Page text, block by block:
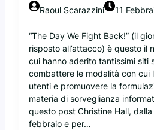
z
n
e
i
B
i
g
D
Raoul Scarazzini 11
“The Day We Fight Back!” (il
risposto all’attacco) è questo il
cui hanno aderito tantissimi siti
combattere le modalità con cui
utenti e promuovere la
materia di sorveglianza
questo post Christine Hall, dalla
febbraio e per…